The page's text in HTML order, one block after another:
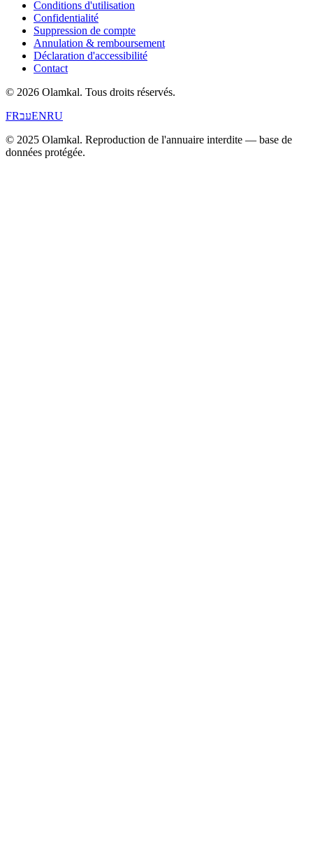
Conditions d'utilisation
Confidentialité
Suppression de compte
Annulation & remboursement
Déclaration d'accessibilité
Contact
© 2026 Olamkal. Tous droits réservés.
FRעבENRU
© 2025 Olamkal. Reproduction de l'annuaire interdite — base de
données protégée.